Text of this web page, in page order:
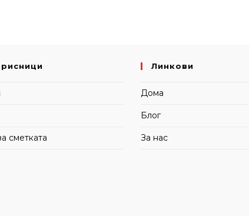
сметката
Линкови
Дома
Блог
За нас